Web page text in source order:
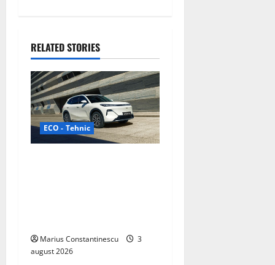
i
g
a
t
i
RELATED STORIES
ECO - Tehnic
Marius Constantinescu
3
august 2026